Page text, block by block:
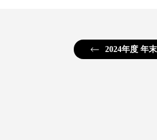
2024年度 年